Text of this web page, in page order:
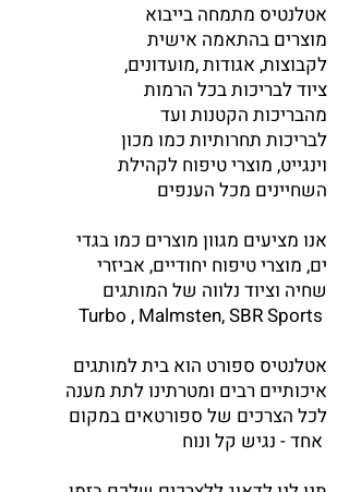
אטלנטיס מתמחה בייבוא
מוצרים בהתאמה אישית
לקבוצות, אגודות ,מועדונים,
ציוד לבריכות בכל הרמות
מהבריכות הקטנות ועד
לבריכות תחרותיות כמו מכון
וינגייט, מוצרי טיפוח לקהילת
השחיינים מכל הענפים
ים, מוצרי טיפוח יחודיים, אביזרי
שחיה וציוד נלווה של המותגים
Turbo , Malmsten, SBR Sports
אטלנטיס ספורט הוא בית למותגים
איכותיים רבים ומטרתינו לתת מענה
לכל הצרכים של ספורטאים במקום